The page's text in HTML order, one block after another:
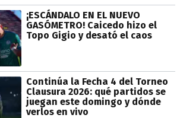
¡ESCÁNDALO EN EL NUEVO
GASÓMETRO! Caicedo hizo el
Topo Gigio y desató el caos
Continúa la Fecha 4 del Torneo
Clausura 2026: qué partidos se
juegan este domingo y dónde
verlos en vivo